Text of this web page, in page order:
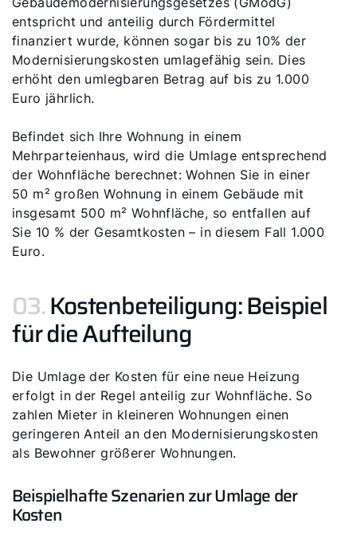
entspricht und anteilig durch Fördermittel
finanziert wurde, können sogar bis zu 10% der
Modernisierungskosten umlagefähig sein. Dies
erhöht den umlegbaren Betrag auf bis zu 1.000
Euro jährlich.
Befindet sich Ihre Wohnung in einem
Mehrparteienhaus, wird die Umlage entsprechend
der Wohnfläche berechnet: Wohnen Sie in einer
50 m² großen Wohnung in einem Gebäude mit
insgesamt 500 m² Wohnfläche, so entfallen auf
Sie 10 % der Gesamtkosten – in diesem Fall 1.000
Euro.
03.Kostenbeteiligung: Beispiel
für die Aufteilung
Die Umlage der Kosten für eine neue Heizung
erfolgt in der Regel anteilig zur Wohnfläche. So
zahlen Mieter in kleineren Wohnungen einen
geringeren Anteil an den Modernisierungskosten
als Bewohner größerer Wohnungen.
Beispielhafte Szenarien zur Umlage der
Kosten
Servus!
Wie können wir Ihnen helfen?
Service kontaktieren
Produktberatung
Fachhandwerker finden
Wichtige Links
Karriere
Privatkunden-Downloads